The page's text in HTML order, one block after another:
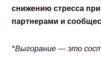
снижению стресса
партнерами и
*Выгорание — это